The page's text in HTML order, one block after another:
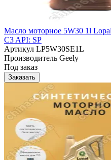
Масло моторное 5W30 1l
C3 API: SP
Артикул LP5W30SE1L
Производитель Geely
Под заказ
Заказать